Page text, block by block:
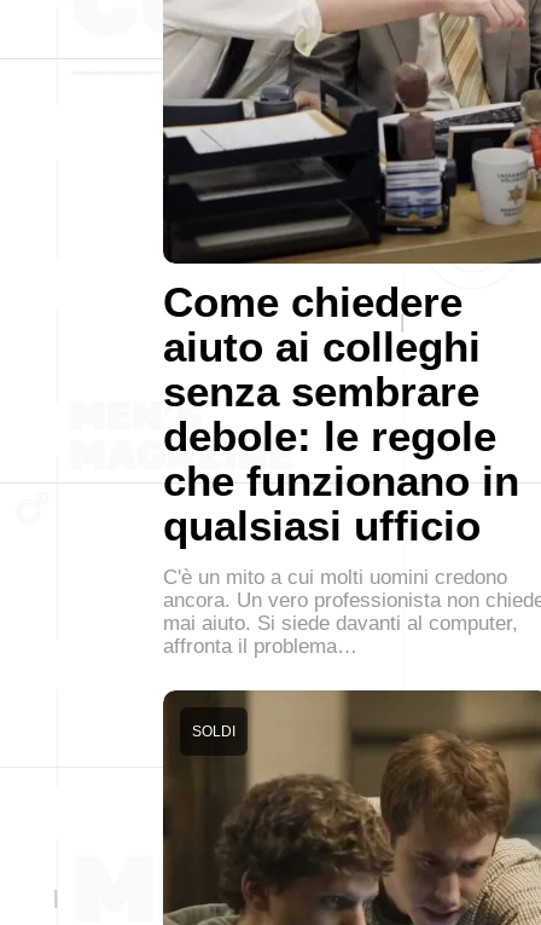
Come chiedere
aiuto ai colleghi
senza sembrare
debole: le regole
che funzionano in
qualsiasi ufficio
C'è un mito a cui molti uomini credono
ancora. Un vero professionista non
mai aiuto. Si siede davanti al computer,
affronta il problema…
SOLDI